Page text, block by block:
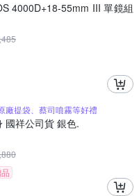
4000D+18-55mm III 單鏡組
廠提袋、蔡司噴霧等好禮
國祥公司貨 銀色.